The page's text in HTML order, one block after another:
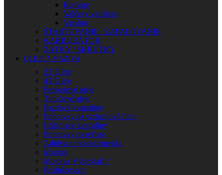
Remene
Valčeky variátora
Variátor
ŠTARTOVANIE / ZAPAĽOVANIE
KARBURÁTOR
ZÁTKY / SKRUTKY
OLEJE A MAZIVÁ
2T Oleje
4T Oleje
Prevodové oleje
Tlmičové oleje
Brzdové kvapaliny
Prípravky na vzduchové filtre
Chladiace kvapaliny
Prípravky na reťaze
Aditíva a motokozmetika
Magura
Motorex Výpredaj!!!
Príslušenstvo